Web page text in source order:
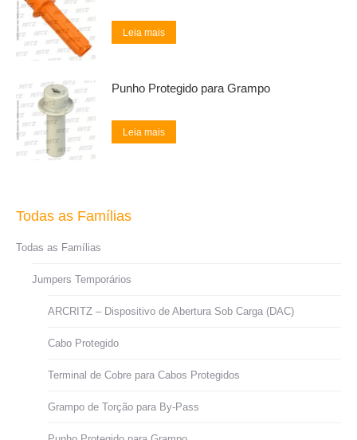
Leia mais
Punho Protegido para Grampo
Leia mais
Todas as Famílias
Todas as Famílias
Jumpers Temporários
ARCRITZ – Dispositivo de Abertura Sob Carga (DAC)
Cabo Protegido
Terminal de Cobre para Cabos Protegidos
Grampo de Torção para By-Pass